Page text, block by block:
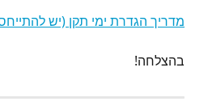
מדריך הגדרת ימי תקן (יש
בהצלחה!